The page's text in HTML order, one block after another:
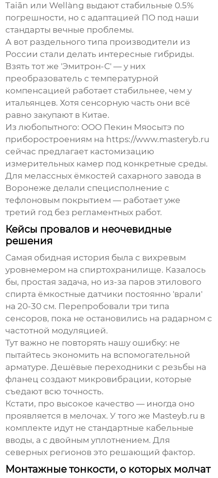
Taiān или Wellàng выдают стабильные 0.5%
погрешности, но с адаптацией ПО под наши
стандарты вечные проблемы.
А вот раздельного типа производители из
России стали делать интересные гибриды.
Взять тот же 'Эмитрон-С' — у них
преобразователь с температурной
компенсацией работает стабильнее, чем у
итальянцев. Хотя сенсорную часть они всё
равно закупают в Китае.
Из любопытного: ООО Пекин Мяосытэ по
приборостроениям на https://www.masteryb.ru
сейчас предлагает кастомизацию
измерительных камер под конкретные среды.
Для мелассных ёмкостей сахарного завода в
Воронеже делали специсполнение с
тефлоновым покрытием — работает уже
третий год без регламентных работ.
Кейсы провалов и неочевидные
решения
Самая обидная история была с вихревым
уровнемером на спиртохранилище. Казалось
бы, простая задача, но из-за паров этилового
спирта ёмкостные датчики постоянно 'врали'
на 20-30 см. Перепробовали три типа
сенсоров, пока не остановились на радарном с
частотной модуляцией.
Тут важно не повторять нашу ошибку: не
пытайтесь экономить на вспомогательной
арматуре. Дешёвые переходники с резьбы на
фланец создают микровибрации, которые
съедают всю точность.
Кстати, про высокое качество — иногда оно
проявляется в мелочах. У того же Masteyb.ru в
комплекте идут не стандартные кабельные
вводы, а с двойным уплотнением. Для
северных регионов это решающий фактор.
Монтажные тонкости, о которых молчат